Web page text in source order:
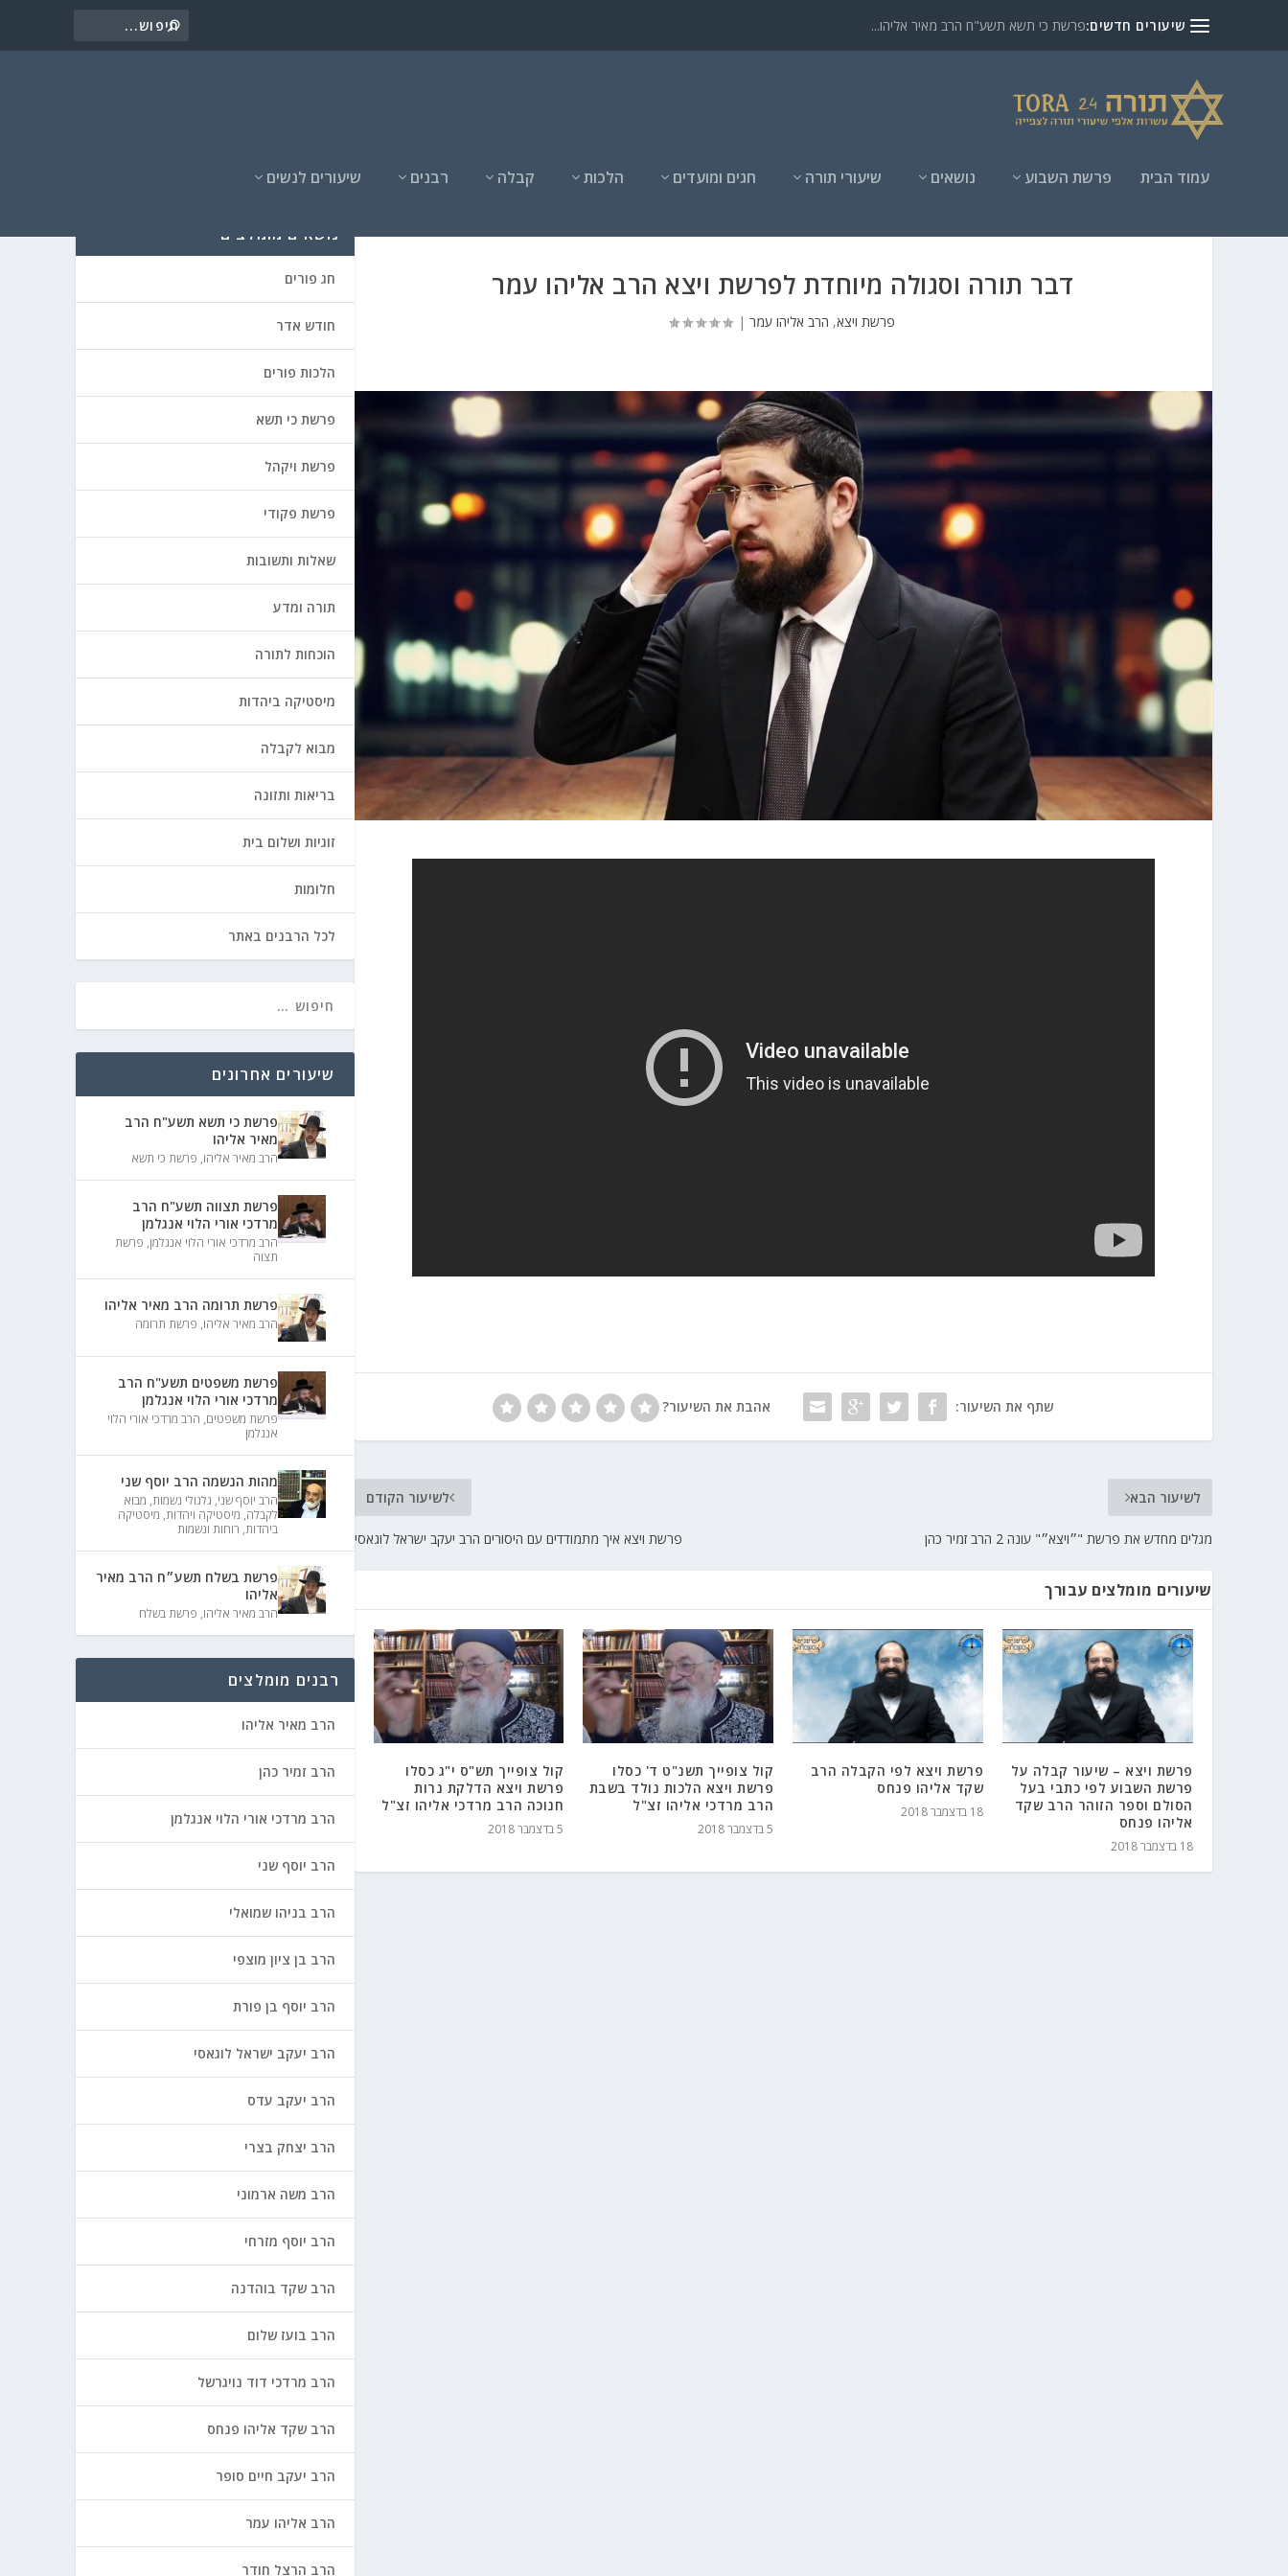
שיעורים חדשים:פרשת כי תשא תשע"ח הרב מאיר אליהו...
עמוד הבית פרשת השבוע נושאים שיעורי תורה חגים ומועדים הלכות קבלה רבנים שיעורים לנשים
דבר תורה וסגולה מיוחדת לפרשת ויצא הרב אליהו עמר
פרשת ויצא, הרב אליהו עמר|
שתף את השיעור: אהבת את השיעור?
לשיעור הקודם
פרשת ויצא איך מתמודדים עם היסורים הרב יעקב ישראל לוגאסי
לשיעור הבא
מגלים מחדש את פרשת "״ויצא״" עונה 2 הרב זמיר כהן
שיעורים מומלצים עבורך
פרשת ויצא – שיעור קבלה על
פרשת השבוע לפי כתבי בעל
הסולם וספר הזוהר הרב שקד
אליהו פנחס
18 בדצמבר 2018
פרשת ויצא לפי הקבלה הרב
שקד אליהו פנחס
18 בדצמבר 2018
קול צופייך תשנ"ט ד' כסלו
פרשת ויצא הלכות נולד בשבת
הרב מרדכי אליהו זצ"ל
5 בדצמבר 2018
קול צופייך תש"ס י"ג כסלו
פרשת ויצא הדלקת נרות
חנוכה הרב מרדכי אליהו זצ"ל
5 בדצמבר 2018
נושאים מומלצים
חג פורים
חודש אדר
הלכות פורים
פרשת כי תשא
פרשת ויקהל
פרשת פקודי
שאלות ותשובות
תורה ומדע
הוכחות לתורה
מיסטיקה ביהדות
מבוא לקבלה
בריאות ותזונה
זוגיות ושלום בית
חלומות
לכל הרבנים באתר
שיעורים אחרונים
פרשת כי תשא תשע"ח הרב
מאיר אליהו
הרב מאיר אליהו, פרשת כי תשא
פרשת תצווה תשע"ח הרב
מרדכי אורי הלוי אנגלמן
הרב מרדכי אורי הלוי אנגלמן, פרשת
תצוה
פרשת תרומה הרב מאיר אליהו
הרב מאיר אליהו, פרשת תרומה
פרשת משפטים תשע"ח הרב
מרדכי אורי הלוי אנגלמן
פרשת משפטים, הרב מרדכי אורי הלוי
אנגלמן
מהות הנשמה הרב יוסף שני
הרב יוסף שני, גלגולי נשמות, מבוא
לקבלה, מיסטיקה ויהדות, מיסטיקה
ביהדות, רוחות ונשמות
פרשת בשלח תשע״ח הרב מאיר
אליהו
הרב מאיר אליהו, פרשת בשלח
רבנים מומלצים
הרב מאיר אליהו
הרב זמיר כהן
הרב מרדכי אורי הלוי אנגלמן
הרב יוסף שני
הרב בניהו שמואלי
הרב בן ציון מוצפי
הרב יוסף בן פורת
הרב יעקב ישראל לוגאסי
הרב יעקב עדס
הרב יצחק בצרי
הרב משה ארמוני
הרב יוסף מזרחי
הרב שקד בוהדנה
הרב בועז שלום
הרב מרדכי דוד נויגרשל
הרב שקד אליהו פנחס
הרב יעקב חיים סופר
הרב אליהו עמר
הרב הרצל חודר